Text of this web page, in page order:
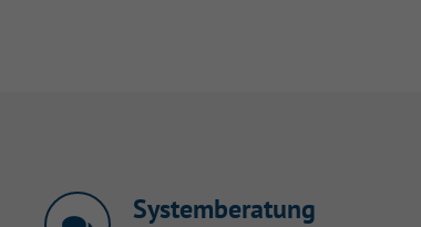
Systemberatung